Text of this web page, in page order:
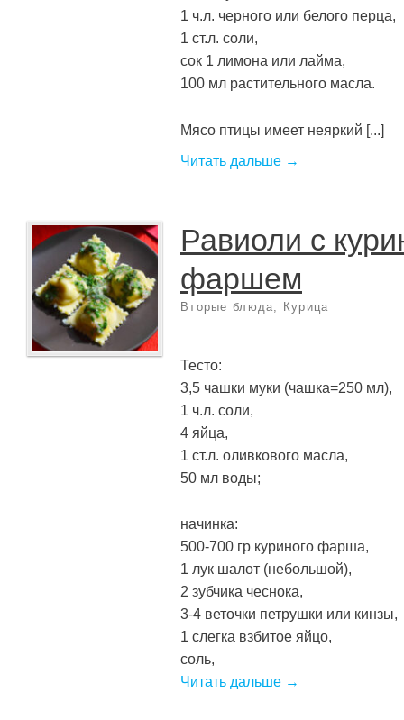
1 ч.л. черного или белого перца,
1 ст.л. соли,
сок 1 лимона или лайма,
100 мл растительного масла.
Мясо птицы имеет неяркий [...]
Читать дальше →
Равиоли с
фаршем
Вторые блюда Курица
Тесто:
3,5 чашки муки (чашка=250 мл),
1 ч.л. соли,
4 яйца,
1 ст.л. оливкового масла,
50 мл воды;
начинка:
500-700 гр куриного фарша,
1 лук шалот (небольшой),
2 зубчика чеснока,
3-4 веточки петрушки или кинзы,
1 слегка взбитое яйцо,
соль,
Читать дальше →